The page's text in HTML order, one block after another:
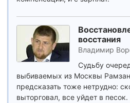
восстания
Владимир
Судьбу
выбиваемых из Москвы
предсказать тоже нетрудно:
выторговал, все уйдет в